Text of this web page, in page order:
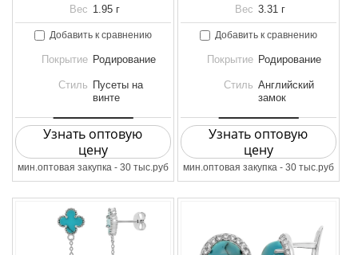
Вес 1.95 г
Добавить к сравнению
Покрытие Родирование
Стиль Пусеты на
винте
Узнать оптовую
цену
мин.оптовая закупка - 30 тыс.руб
Вес 3.31 г
Добавить к сравнению
Покрытие Родирование
Стиль Английский
замок
Узнать оптовую
цену
мин.оптовая закупка - 30 тыс.руб